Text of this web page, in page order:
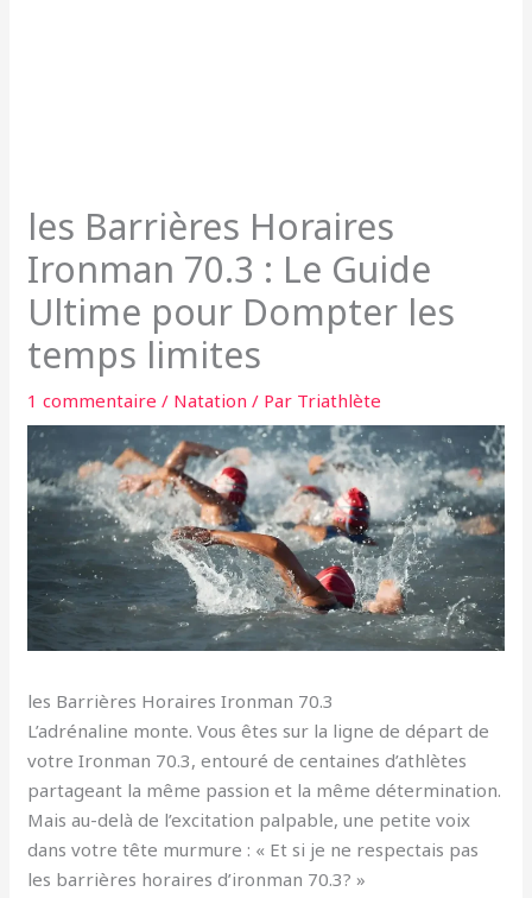
les Barrières Horaires
Ironman 70.3 : Le Guide
Ultime pour Dompter les
temps limites
1 commentaire / Natation / Par Triathlète
les Barrières Horaires Ironman 70.3
L’adrénaline monte. Vous êtes sur la ligne de départ de
votre Ironman 70.3, entouré de centaines d’athlètes
partageant la même passion et la même détermination.
Mais au-delà de l’excitation palpable, une petite voix
dans votre tête murmure : « Et si je ne respectais pas
les barrières horaires d’ironman 70.3? »